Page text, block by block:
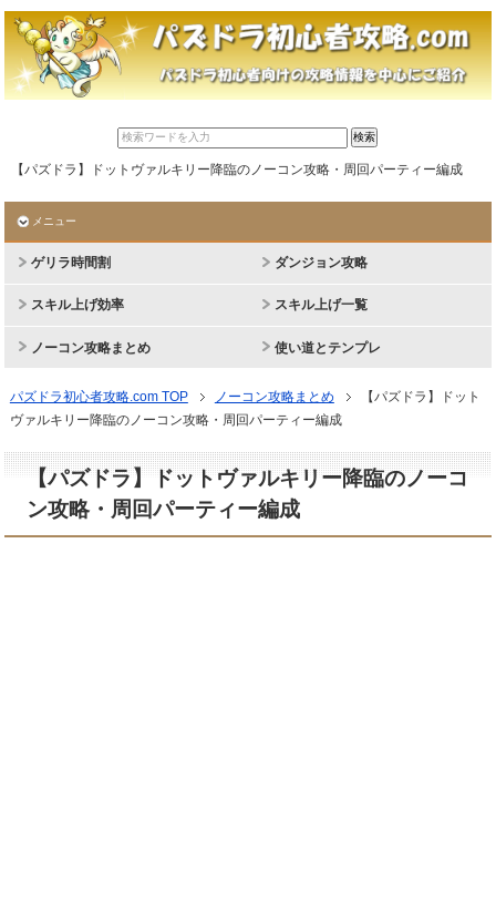
【パズドラ】ドットヴァルキリー降臨のノーコン攻略・周回パーティー編成
メニュー
ゲリラ時間割 ダンジョン攻略
スキル上げ効率 スキル上げ一覧
ノーコン攻略まとめ 使い道とテンプレ
パズドラ初心者攻略.com TOP ノーコン攻略まとめ
【パズドラ】ドット
ヴァルキリー降臨のノーコン攻略・周回パーティー編成
【パズドラ】ドットヴァルキリー降臨のノーコ
ン攻略・周回パーティー編成